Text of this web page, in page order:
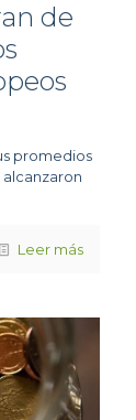
de
promedios
alcanzaron
Leer más